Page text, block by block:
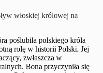
włoskiej królowej na
poślubiła polskiego króla
rolę w historii Polski. Jej
zwłaszcza w
Bona przyczyniła się